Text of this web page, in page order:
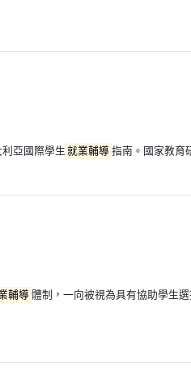
新視窗）
亞國際學生 就業輔導 指南。國家教育
新視窗）
輔導 體制，一向被視為具有協助學生